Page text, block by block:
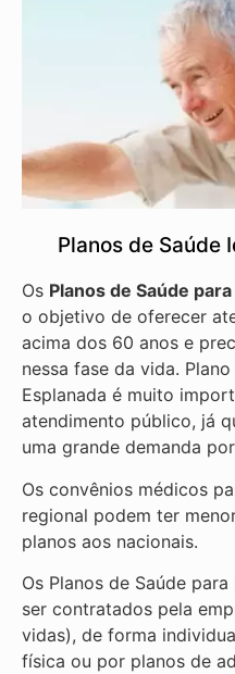
Planos de Saúde
Os Planos de Saúde
o objetivo de oferecer
acima dos 60 anos e
nessa fase da vida.
Esplanada é muito
atendimento público, já
uma grande demanda
Os convênios médicos
regional podem ter
planos aos nacionais.
Os Planos de Saúde
ser contratados pela
vidas), de forma
física ou por planos de